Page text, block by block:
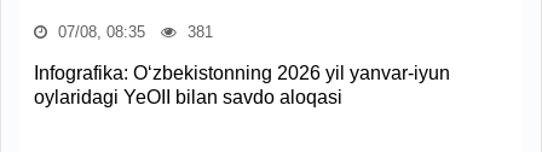
07/08, 08:35 381
Infografika: O‘zbekistonning 2026 yil yanvar-iyun
oylaridagi YeOII bilan savdo aloqasi